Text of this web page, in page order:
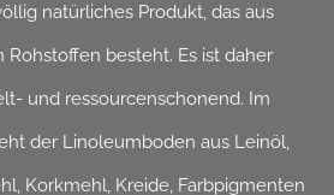
natürliches Produkt, das aus
Rohstoffen besteht. Es ist daher
und ressourcenschonend. Im
der Linoleumboden aus Leinöl,
Korkmehl, Kreide, Farbpigmenten